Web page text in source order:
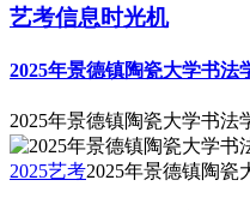
艺考信息时光机
2025年景德镇陶瓷大学书法
2025年景德镇陶瓷大学书法
2025艺考2025年景德镇陶瓷